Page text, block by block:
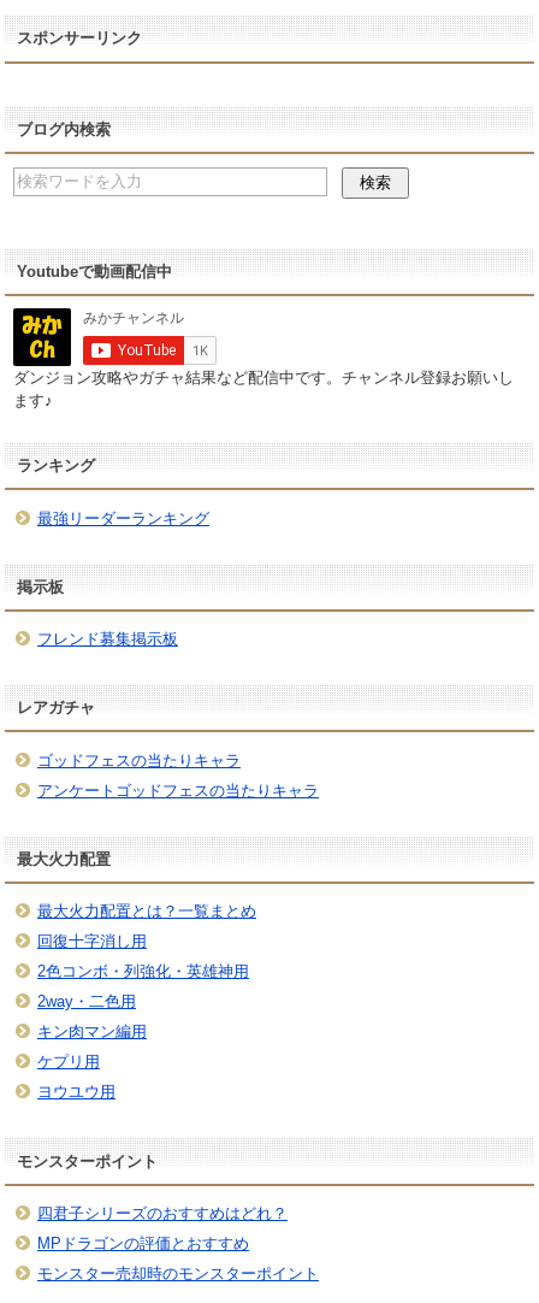
スポンサーリンク
ブログ内検索
Youtubeで動画配信中
ダンジョン攻略やガチャ結果など配信中です。チャンネル登録お願いし
ます♪
ランキング
最強リーダーランキング
掲示板
フレンド募集掲示板
レアガチャ
ゴッドフェスの当たりキャラ
アンケートゴッドフェスの当たりキャラ
最大火力配置
最大火力配置とは？一覧まとめ
回復十字消し用
2色コンボ・列強化・英雄神用
2way・二色用
キン肉マン編用
ケプリ用
ヨウユウ用
モンスターポイント
四君子シリーズのおすすめはどれ？
MPドラゴンの評価とおすすめ
モンスター売却時のモンスターポイント